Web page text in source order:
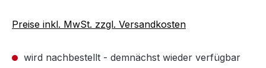
Preise inkl. MwSt. zzgl. Versandkosten
wird nachbestellt - demnächst wieder verfügbar